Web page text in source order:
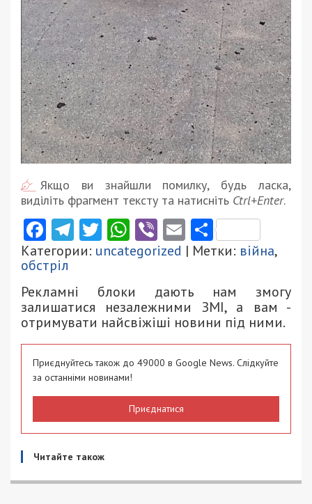
Якщо ви знайшли помилку, будь ласка,
виділіть фрагмент тексту та натисніть Ctrl+Enter.
Facebook
Telegram
Twitter
WhatsApp
ViberEmail
Категории: uncategorized | Метки: війна,
обстріл
Рекламні блоки дають нам змогу
залишатися незалежними ЗМІ, а вам -
отримувати найсвіжіші новини під ними.
Приєднуйтесь також до 49000 в Google News. Слідкуйте
за останніми новинами!
Приєднатися
Читайте також